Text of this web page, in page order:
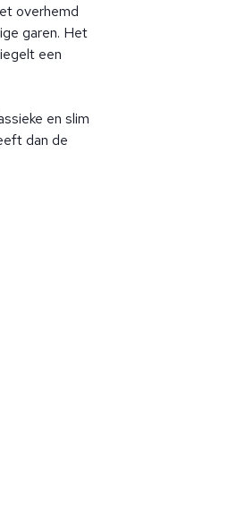
overhemd
garen. Het
een
en slim
dan de